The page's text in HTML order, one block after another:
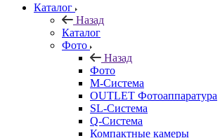
Каталог
Назад
Каталог
Фото
Назад
Фото
M-Система
OUTLET Фотоаппаратура
SL-Система
Q-Cистема
Компактные камеры